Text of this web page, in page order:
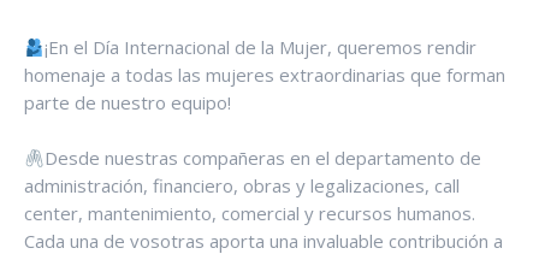
¡En el Día Internacional de la Mujer, queremos rendir
homenaje a todas las mujeres extraordinarias que forman
parte de nuestro equipo!
Desde nuestras compañeras en el departamento de
administración, financiero, obras y legalizaciones, call
center, mantenimiento, comercial y recursos humanos.
Cada una de vosotras aporta una invaluable contribución a